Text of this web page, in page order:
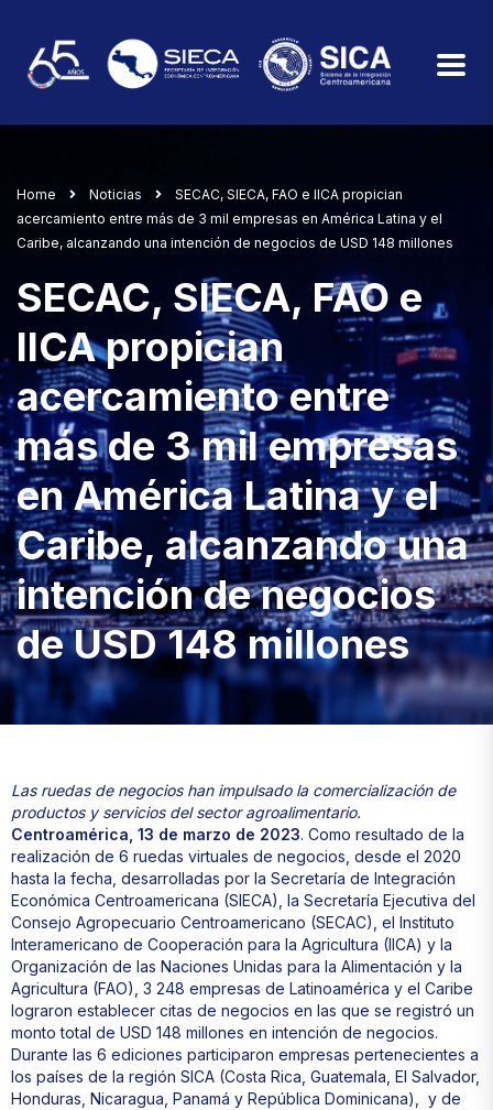
Home Noticias
SECAC, SIECA, FAO e IICA propician
acercamiento entre más de 3 mil empresas en América Latina y el
Caribe, alcanzando una intención de negocios de USD 148 millones
SECAC, SIECA, FAO e
IICA propician
acercamiento entre
más de 3 mil empresas
en América Latina y el
Caribe, alcanzando una
intención de negocios
de USD 148 millones
Las ruedas de negocios han impulsado la comercialización de
productos y servicios del sector agroalimentario.
Centroamérica, 13 de marzo de 2023. Como resultado de la
realización de 6 ruedas virtuales de negocios, desde el 2020
hasta la fecha, desarrolladas por la Secretaría de Integración
Económica Centroamericana (SIECA), la Secretaría Ejecutiva del
Consejo Agropecuario Centroamericano (SECAC), el Instituto
Interamericano de Cooperación para la Agricultura (IICA) y la
Organización de las Naciones Unidas para la Alimentación y la
Agricultura (FAO), 3 248 empresas de Latinoamérica y el Caribe
lograron establecer citas de negocios en las que se registró un
monto total de USD 148 millones en intención de negocios.
Durante las 6 ediciones participaron empresas pertenecientes a
los países de la región SICA (Costa Rica, Guatemala, El Salvador,
Honduras, Nicaragua, Panamá y República Dominicana), y de